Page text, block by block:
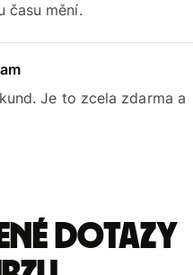
času mění.
Je to zcela zdarma a
dotazy